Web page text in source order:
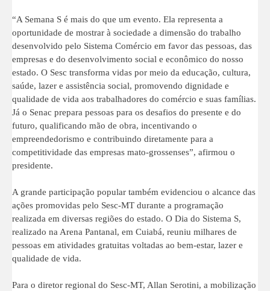
“A Semana S é mais do que um evento. Ela representa a
oportunidade de mostrar à sociedade a dimensão do trabalho
desenvolvido pelo Sistema Comércio em favor das pessoas, das
empresas e do desenvolvimento social e econômico do nosso
estado. O Sesc transforma vidas por meio da educação, cultura,
saúde, lazer e assistência social, promovendo dignidade e
qualidade de vida aos trabalhadores do comércio e suas famílias.
Já o Senac prepara pessoas para os desafios do presente e do
futuro, qualificando mão de obra, incentivando o
empreendedorismo e contribuindo diretamente para a
competitividade das empresas mato-grossenses”, afirmou o
presidente.
A grande participação popular também evidenciou o alcance das
ações promovidas pelo Sesc-MT durante a programação
realizada em diversas regiões do estado. O Dia do Sistema S,
realizado na Arena Pantanal, em Cuiabá, reuniu milhares de
pessoas em atividades gratuitas voltadas ao bem-estar, lazer e
qualidade de vida.
Para o diretor regional do Sesc-MT, Allan Serotini, a mobilização